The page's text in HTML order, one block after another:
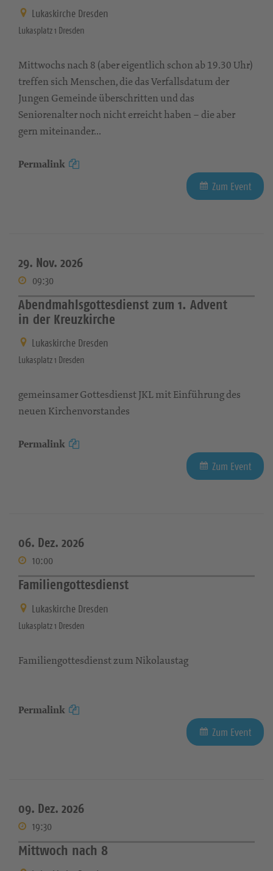
Lukaskirche Dresden
Lukasplatz 1 Dresden
Mittwochs nach 8 (aber eigentlich schon ab 19.30 Uhr)
treffen sich Menschen, die das Verfallsdatum der
Jungen Gemeinde überschritten und das
Seniorenalter noch nicht erreicht haben – die aber
gern miteinander...
Permalink
Zum Event
29. Nov. 2026
09:30
Abendmahlsgottesdienst zum 1. Advent
in der Kreuzkirche
Lukaskirche Dresden
Lukasplatz 1 Dresden
gemeinsamer Gottesdienst JKL mit Einführung des
neuen Kirchenvorstandes
Permalink
Zum Event
06. Dez. 2026
10:00
Familiengottesdienst
Lukaskirche Dresden
Lukasplatz 1 Dresden
Familiengottesdienst zum Nikolaustag
Permalink
Zum Event
09. Dez. 2026
19:30
Mittwoch nach 8